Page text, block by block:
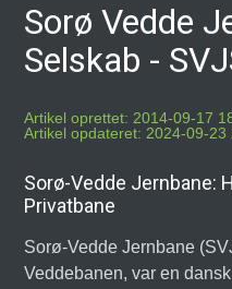
Sorø Vedde
Selskab -
Artikel oprettet: 2014-09-17
Artikel opdateret: 2024-09-23
Sorø-Vedde Jernbane:
Privatbane
Sorø-Vedde Jernbane
Veddebanen, var en